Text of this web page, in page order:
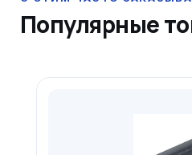
Популярные